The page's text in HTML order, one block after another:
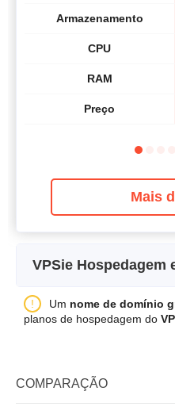
Armazenamento
CPU
RAM
Preço
Mais
VPSie Hospedagem
Nome do Plano
CPU
Um nome de domínio
planos de hospedagem do
COMPARAÇÃO